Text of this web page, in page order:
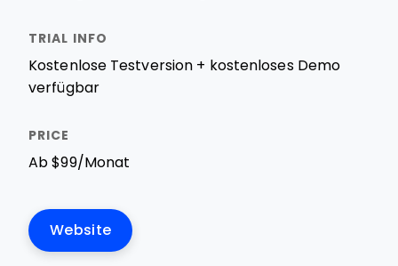
Kostenlose Testversion + kostenloses Demo
verfügbar
Ab $99/Monat
Website